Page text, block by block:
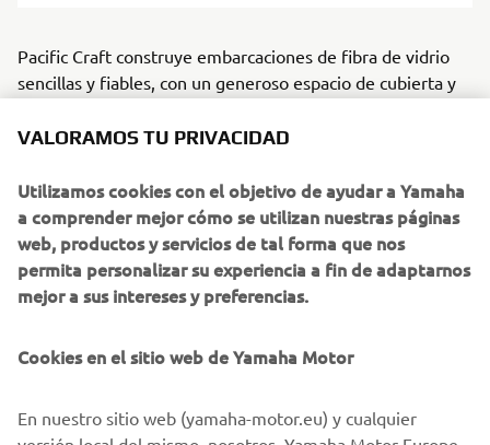
Pacific Craft construye embarcaciones de fibra de vidrio
sencillas y fiables, con un generoso espacio de cubierta y
relajada, dan prioridad a la estabilidad, la seguridad y la
para familias, pescadores y aficionados a las excursiones
de un día, abarca desde diseños de proa abierta hasta
espaciosos barcos cabinados. Destacan por brindar
diversión sin complicaciones en aguas costeras y
interiores. Al combinar procesos de fabricación
marca ofrece una de las mejores relaciones calidad-precio
disponibles actualmente en el mercado.
VALORAMOS TU PRIVACIDAD
Utilizamos cookies con el objetivo de ayudar a Yamaha
a comprender mejor cómo se utilizan nuestras páginas
web, productos y servicios de tal forma que nos
permita personalizar su experiencia a fin de adaptarnos
mejor a sus intereses y preferencias.
Cookies en el sitio web de Yamaha Motor
En nuestro sitio web (yamaha-motor.eu) y cualquier